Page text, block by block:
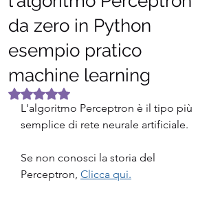
da zero in Python
esempio pratico
machine learning
Valutazione NaN stelle su 5.
L'algoritmo Perceptron è il tipo più
semplice di rete neurale artificiale.
Se non conosci la storia del
Perceptron, Clicca qui.